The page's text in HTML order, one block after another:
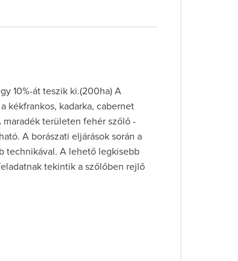
10%-át teszik ki.(200ha) A
kékfrankos, kadarka, cabernet
maradék területen fehér szőlő -
A borászati eljárások során a
technikával. A lehető legkisebb
tekintik a szőlőben rejlő